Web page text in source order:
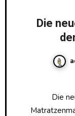
Die
Die neuesten Innovationen auf dem